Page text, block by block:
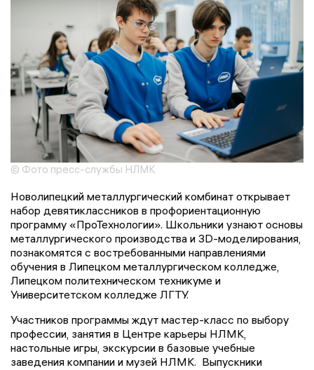
© Фото пресс-службы НЛМК
Новолипецкий металлургический комбинат открывает
набор девятиклассников в профориентационную
программу «ПроТехнологии». Школьники узнают основы
металлургического производства и 3D-моделирования,
познакомятся с востребованными направлениями
обучения в Липецком металлургическом колледже,
Липецком политехническом техникуме и
Университетском колледже ЛГТУ.
Участников программы ждут мастер-класс по выбору
профессии, занятия в Центре карьеры НЛМК,
настольные игры, экскурсии в базовые учебные
заведения компании и музей НЛМК. Выпускники